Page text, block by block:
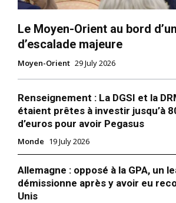
Le Moyen-Orient au bord
d’escalade majeure
Moyen-Orient 29 July 2026
Renseignement : La DGSI et la
étaient prêtes à investir jusqu’à
d’euros pour avoir Pegasus
Monde 19 July 2026
Allemagne : opposé à la GPA, un
démissionne après y avoir eu
Unis